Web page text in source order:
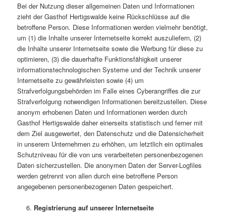
Bei der Nutzung dieser allgemeinen Daten und Informationen
zieht der Gasthof Hertigswalde keine Rückschlüsse auf die
betroffene Person. Diese Informationen werden vielmehr benötigt,
um (1) die Inhalte unserer Internetseite korrekt auszuliefern, (2)
die Inhalte unserer Internetseite sowie die Werbung für diese zu
optimieren, (3) die dauerhafte Funktionsfähigkeit unserer
informationstechnologischen Systeme und der Technik unserer
Internetseite zu gewährleisten sowie (4) um
Strafverfolgungsbehörden im Falle eines Cyberangriffes die zur
Strafverfolgung notwendigen Informationen bereitzustellen. Diese
anonym erhobenen Daten und Informationen werden durch
Gasthof Hertigswalde daher einerseits statistisch und ferner mit
dem Ziel ausgewertet, den Datenschutz und die Datensicherheit
in unserem Unternehmen zu erhöhen, um letztlich ein optimales
Schutzniveau für die von uns verarbeiteten personenbezogenen
Daten sicherzustellen. Die anonymen Daten der Server-Logfiles
werden getrennt von allen durch eine betroffene Person
angegebenen personenbezogenen Daten gespeichert.
Registrierung auf unserer Internetseite